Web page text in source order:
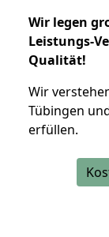
Wir legen
Leistungs-
Qualität!
Wir
Tübingen
erfüllen.